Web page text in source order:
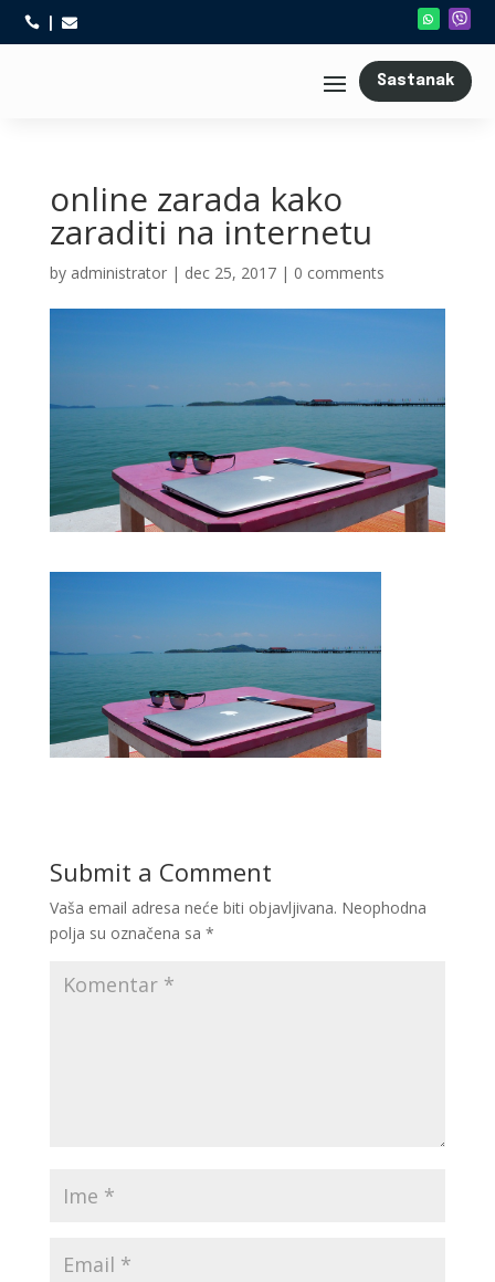
 
Sastanak
online zarada kako
zaraditi na internetu
by administrator| dec 25, 2017| 0 comments
Submit a Comment
Vaša email adresa neće biti objavljivana. Neophodna
polja su označena sa *